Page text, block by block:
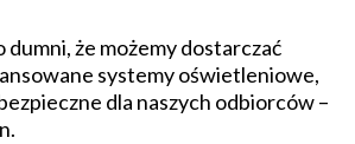
dumni, że możemy dostarczać
systemy oświetleniowe,
dla naszych odbiorców –